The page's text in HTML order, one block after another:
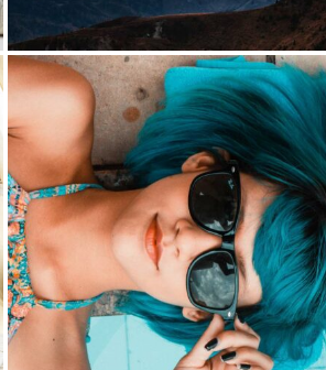
Macro 20 août 2016